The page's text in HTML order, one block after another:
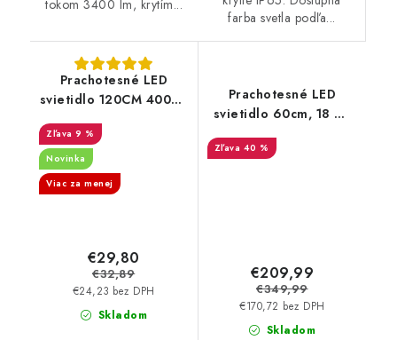
tokom 3400 lm, krytím...
farba svetla podľa...
Prachotesné LED
svietidlo 120CM 4000K
Waldo
9 %
Novinka
Viac za menej
Skladom
€24,23 bez DPH
€29,80
€32,89
Prachotesné LED
svietidlo 60cm, 18 W,
| 9 + 6 zdarma
40 %
Skladom
€170,72 bez DPH
€209,99
€349,99